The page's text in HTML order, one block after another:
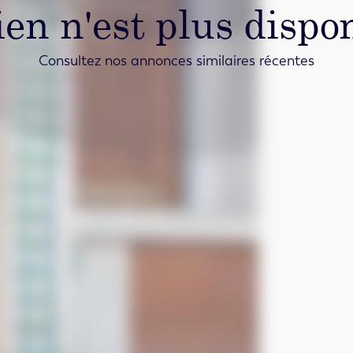
n'est plus
Consultez nos annonces similaires récentes